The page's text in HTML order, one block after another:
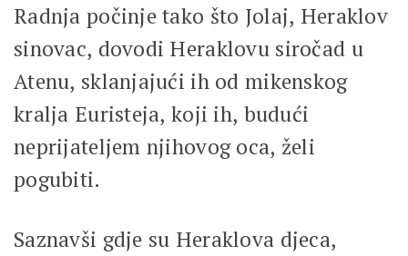
Radnja počinje tako što Jolaj, Heraklov
sinovac, dovodi Heraklovu siročad u
Atenu, sklanjajući ih od mikenskog
kralja Euristeja, koji ih, budući
neprijateljem njihovog oca, želi
pogubiti.
Saznavši gdje su Heraklova djeca,